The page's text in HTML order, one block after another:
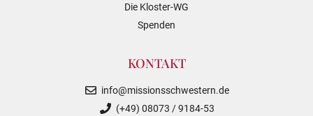
Die Kloster-WG
Spenden
KONTAKT
info@missionsschwestern.de
(+49) 08073 / 9184-53